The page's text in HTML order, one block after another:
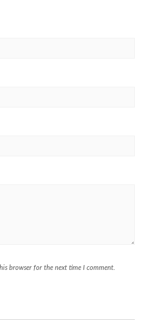
browser for the next time I comment.